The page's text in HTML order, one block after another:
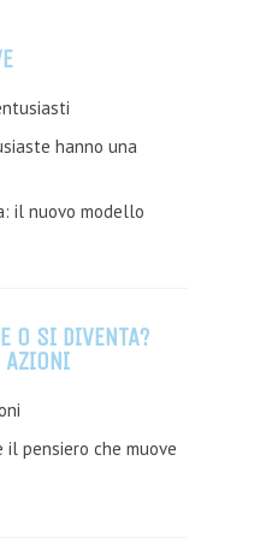
hanno una
il nuovo modello
O SI DIVENTA?
AZIONI
pensiero che muove